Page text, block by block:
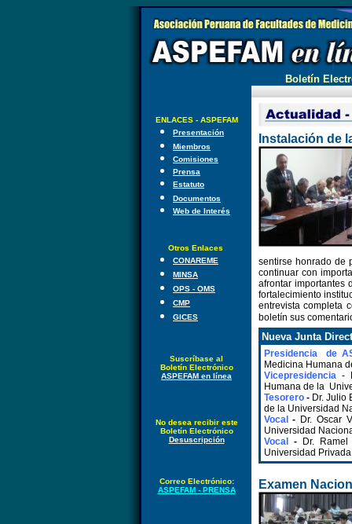
Boletín
ENLACES - ASPEFAM
Presentación
Miembros
Comisiones
Prensa
Estatuto
Documentos
Web de Interés
Otros Enlaces
CONAREME
MINSA
OPS - OMS
CMP
GICES
Suscríbase al
Boletín Electrónico
ASPEFAM en línea
No desea recibir este
Boletín Electrónico
Desuscripción
Correo Electrónico:
ASPEFAM - PRENSA
Instalación de
sentirse honrado de
continuar con
afrontar importantes
fortalecimiento
entrevista completa
boletín sus
Nueva Junta
Presidencia de
Medicina Humana
Vicepresidencia-
Humana de la
Tesorero -Dr. Julio
de la Universidad
Vocal - Dr. Oscar
Universidad
Vocal
-Dr. Ramel
Universidad
Examen